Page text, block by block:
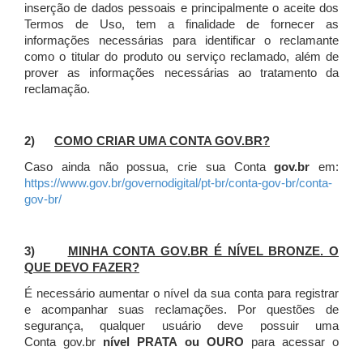
inserção de dados pessoais e principalmente o aceite dos
Termos de Uso, tem a finalidade de fornecer as
informações necessárias para identificar o reclamante
como o titular do produto ou serviço reclamado, além de
prover as informações necessárias ao tratamento da
reclamação.
2) COMO CRIAR UMA CONTA GOV.BR?
Caso ainda não possua, crie sua Contagov.br em:
https://www.gov.br/governodigital/pt-br/conta-gov-br/conta-
gov-br/
3)
MINHA CONTA GOV.BR É NÍVEL BRONZE. O
QUE DEVO FAZER?
É necessário aumentar o nível da sua conta para registrar
e acompanhar suas reclamações. Por questões de
segurança, qualquer usuário deve possuir uma
Conta gov.br nível PRATA ou OURO para acessar o